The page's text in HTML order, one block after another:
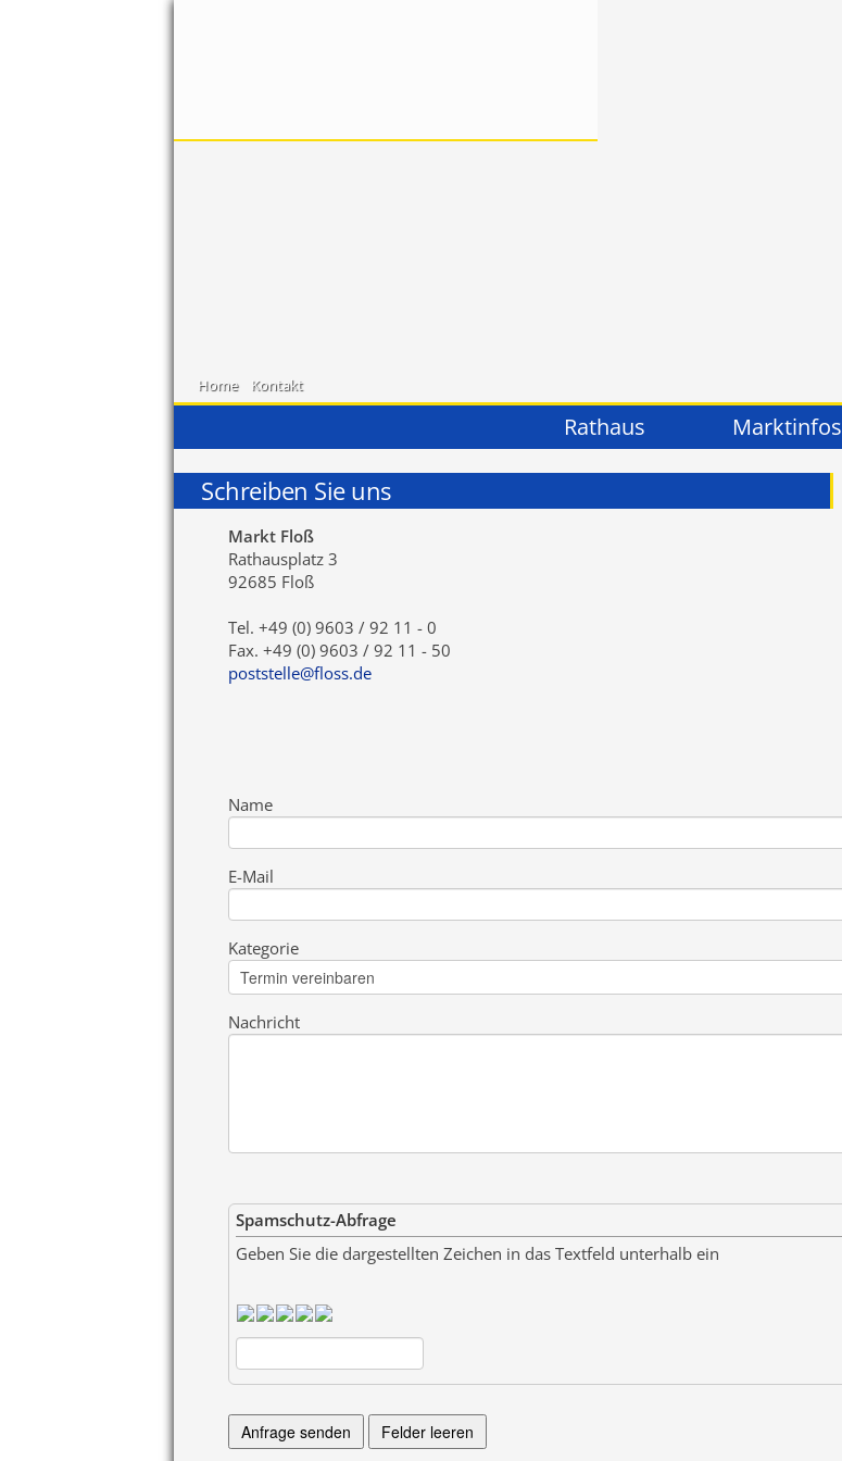
Home Kontakt
Rathaus Marktinfos
Schreiben Sie uns
Markt Floß
Rathausplatz 3
92685 Floß
Tel. +49 (0) 9603 / 92 11 - 0
Fax. +49 (0) 9603 / 92 11 - 50
poststelle@floss.de
Name
E-Mail
Kategorie
Nachricht
Spamschutz-Abfrage
Geben Sie die dargestellten Zeichen in das Textfeld unterhalb ein